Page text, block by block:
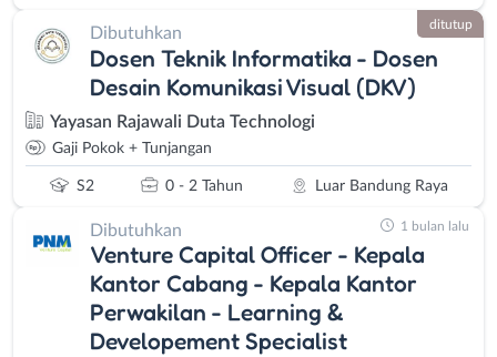
Dibutuhkan
Dosen Teknik Informatika - Dosen
Desain Komunikasi Visual (DKV)
Yayasan Rajawali Duta Technologi
Gaji Pokok + Tunjangan
S2 0 - 2 Tahun Luar Bandung Raya
ditutup
Dibutuhkan
Venture Capital Officer - Kepala
Kantor Cabang - Kepala Kantor
Perwakilan - Learning &
Developement Specialist
1 bulan lalu